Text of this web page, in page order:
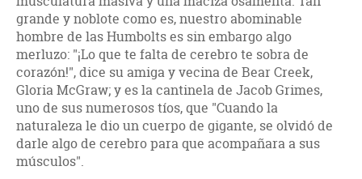
grande y noblote como es, nuestro abominable
hombre de las Humbolts es sin embargo algo
merluzo: "¡Lo que te falta de cerebro te sobra de
corazón!", dice su amiga y vecina de Bear Creek,
Gloria McGraw; y es la cantinela de Jacob Grimes,
uno de sus numerosos tíos, que "Cuando la
naturaleza le dio un cuerpo de gigante, se olvidó de
darle algo de cerebro para que acompañara a sus
músculos".